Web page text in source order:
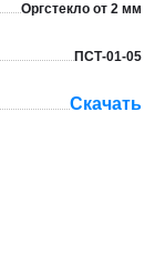
Оргстекло от 2 мм
ПСТ-01-05
Скачать